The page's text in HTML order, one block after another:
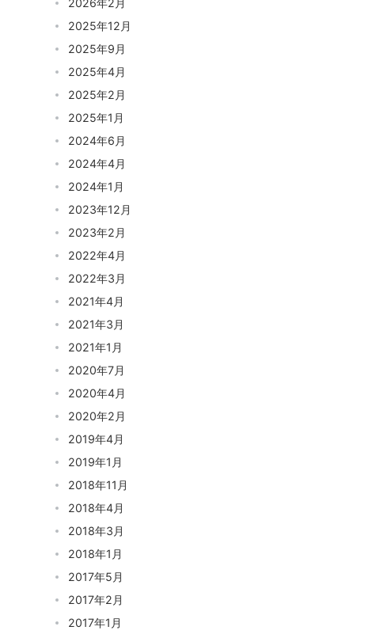
2026年2月
2025年12月
2025年9月
2025年4月
2025年2月
2025年1月
2024年6月
2024年4月
2024年1月
2023年12月
2023年2月
2022年4月
2022年3月
2021年4月
2021年3月
2021年1月
2020年7月
2020年4月
2020年2月
2019年4月
2019年1月
2018年11月
2018年4月
2018年3月
2018年1月
2017年5月
2017年2月
2017年1月